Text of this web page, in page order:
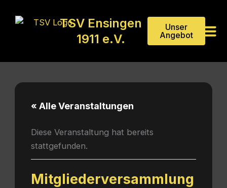
Inhalt
TSV Ensingen
1911 e.V.
Unser
Angebot
« Alle Veranstaltungen
Diese Veranstaltung hat bereits
stattgefunden.
Mitgliederversammlung